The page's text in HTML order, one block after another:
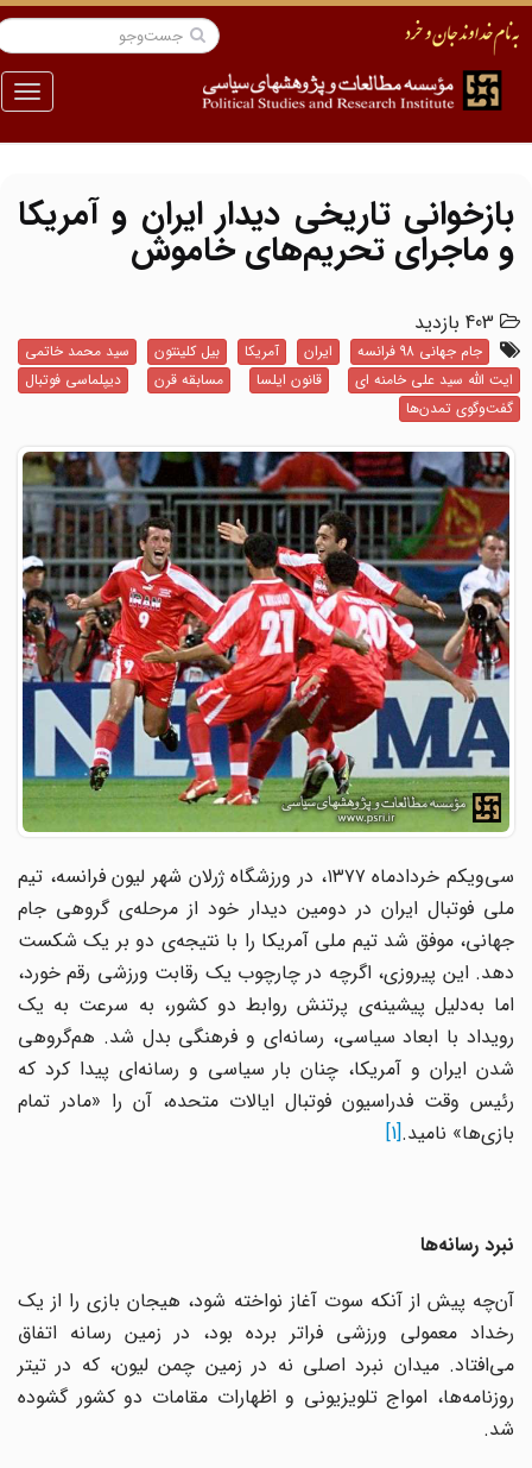
منو
بازخوانی تاریخی دیدار ایران و آمریکا
و ماجرای تحریم‌های خاموش
403 بازدید
جام جهانی 98 فرانسه ایران آمریکا بیل کلینتون
سید محمد خاتمی
ایت الله سید علی خامنه ای
قانون ایلسا مسابقه قرن
دیپلماسی فوتبال
گفت‌وگوی تمدن‌ها
سی‌ویکم خردادماه ۱۳۷۷، در ورزشگاه ژرلان شهر لیون فرانسه، تیم
ملی فوتبال ایران در دومین دیدار خود از مرحله‌ی گروهی جام
جهانی، موفق شد تیم ملی آمریکا را با نتیجه‌ی دو بر یک شکست
دهد. این پیروزی، اگرچه در چارچوب یک رقابت ورزشی رقم خورد،
اما به‌دلیل پیشینه‌ی پرتنش روابط دو کشور، به سرعت به یک
رویداد با ابعاد سیاسی، رسانه‌ای و فرهنگی بدل شد. هم‌گروهی
شدن ایران و آمریکا، چنان بار سیاسی و رسانه‌ای پیدا کرد که
رئیس وقت فدراسیون فوتبال ایالات متحده، آن را «مادر تمام
بازی‌ها» نامید.[1]
نبرد رسانه‌ها
آن‌چه پیش از آنکه سوت آغاز نواخته شود، هیجان بازی را از یک
رخداد معمولی ورزشی فراتر برده بود، در زمین رسانه‌ اتفاق
می‌افتاد. میدان نبرد اصلی نه در زمین چمن لیون، که در تیتر
روزنامه‌ها، امواج تلویزیونی و اظهارات مقامات دو کشور گشوده
شد.